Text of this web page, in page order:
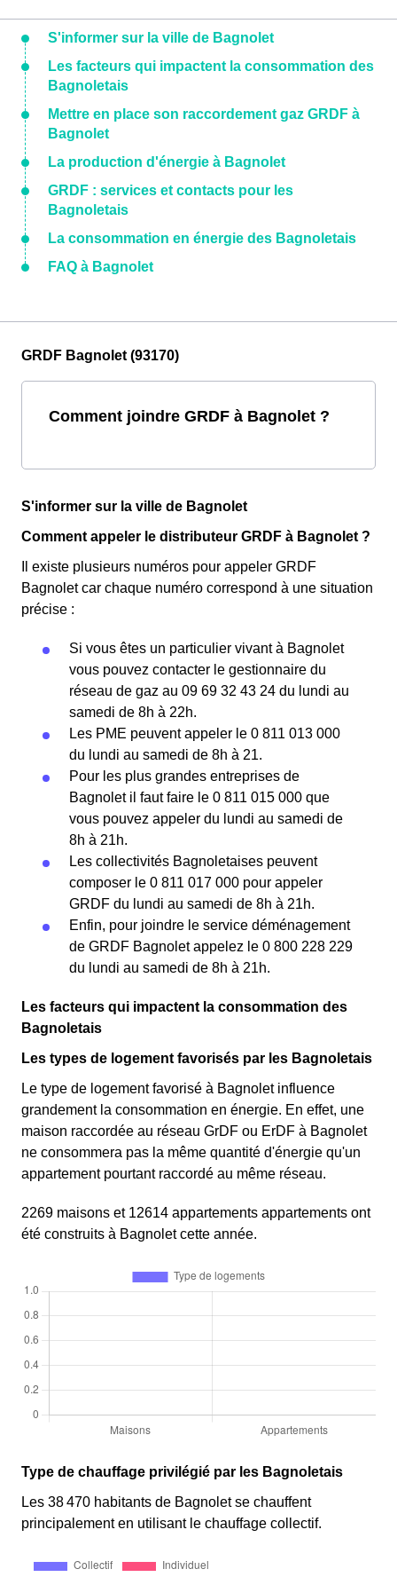
S'informer sur la ville de Bagnolet
Les facteurs qui impactent la consommation des
Bagnoletais
Mettre en place son raccordement gaz GRDF à
Bagnolet
La production d'énergie à Bagnolet
GRDF : services et contacts pour les
Bagnoletais
La consommation en énergie des Bagnoletais
FAQ à Bagnolet
GRDF Bagnolet (93170)
Comment joindre GRDF à Bagnolet ?
S'informer sur la ville de Bagnolet
Comment appeler le distributeur GRDF à Bagnolet ?
Il existe plusieurs numéros pour appeler GRDF
Bagnolet car chaque numéro correspond à une situation
précise :
Si vous êtes un particulier vivant à Bagnolet
vous pouvez contacter le gestionnaire du
réseau de gaz au 09 69 32 43 24 du lundi au
samedi de 8h à 22h.
Les PME peuvent appeler le 0 811 013 000
du lundi au samedi de 8h à 21.
Pour les plus grandes entreprises de
Bagnolet il faut faire le 0 811 015 000 que
vous pouvez appeler du lundi au samedi de
8h à 21h.
Les collectivités Bagnoletaises peuvent
composer le 0 811 017 000 pour appeler
GRDF du lundi au samedi de 8h à 21h.
Enfin, pour joindre le service déménagement
de GRDF Bagnolet appelez le 0 800 228 229
du lundi au samedi de 8h à 21h.
Les facteurs qui impactent la consommation des
Bagnoletais
Les types de logement favorisés par les Bagnoletais
Le type de logement favorisé à Bagnolet influence
grandement la consommation en énergie. En effet, une
maison raccordée au réseau GrDF ou ErDF à Bagnolet
ne consommera pas la même quantité d'énergie qu'un
appartement pourtant raccordé au même réseau.
2269 maisons et 12614 appartements appartements ont
été construits à Bagnolet cette année.
Type de chauffage privilégié par les Bagnoletais
Les 38 470 habitants de Bagnolet se chauffent
principalement en utilisant le chauffage collectif.